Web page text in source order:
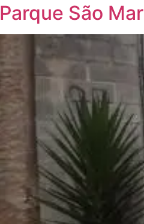
Parque São